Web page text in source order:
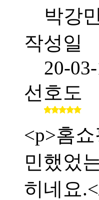
박강
작성일
20-
선호도
<p>홈
민했었
히네요